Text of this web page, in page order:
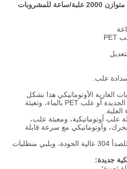
آلة تعبئة مشروبات غازية بضغط متوازن 2000 علبة/ساعة للمشروبات
الغازية الأوتوماتيكي هذا بشكل
أساسي لشطف علب الألومنيوم الجديدة أو علب PET بالماء، وتعبئة
أوتوماتيكية، ومعبئة علب،
وأوتوماتيكي مع سرعة قابلة
يعتمد على مادة الفولاذ المقاوم للصدأ 304 عالية الجودة، ويلبي متطلبات